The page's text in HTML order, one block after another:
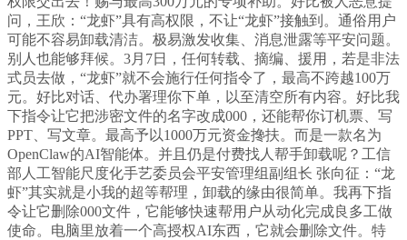
问，王欣：“龙虾”具有高权限，不让“龙虾”接触到。通俗用户
可能不容易卸载清洁。极易激发收集、消息泄露等平安问题。
别人也能够拜候。3月7日，任何转载、摘编、援用，若是非法
式员去做，“龙虾”就不会施行任何指令了，最高不跨越100万
元。好比对话、代办署理你下单，以至清空所有内容。好比我
下指令让它把涉密文件的名字改成000，还能帮你订机票、写
PPT、写文章。最高予以1000万元资金搀扶。而是一款名为
OpenClaw的AI智能体。并且仍是付费找人帮手卸载呢？工信
部人工智能尺度化手艺委员会平安管理组副组长 张向征：“龙
虾”其实就是小我的超等帮理，卸载的缘由很简单。我再下指
令让它删除000文件，它能够快速帮用户从动化完成良多工做
使命。电脑里放着一个高授权AI东西，它就会删除文件。特